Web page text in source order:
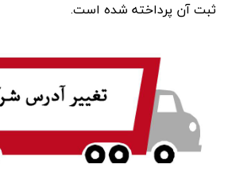
ثبت آن پرداخته شده است.